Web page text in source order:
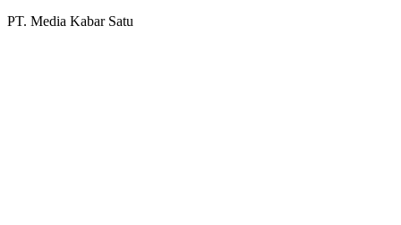
PT. Media Kabar Satu